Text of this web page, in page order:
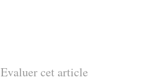
Evaluer cet article